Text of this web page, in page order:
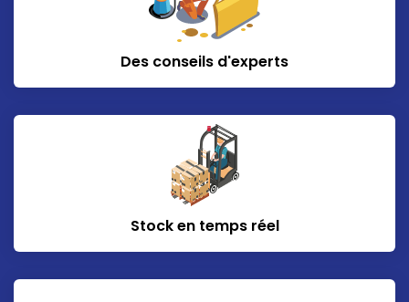
Des conseils d'experts
Stock en temps réel